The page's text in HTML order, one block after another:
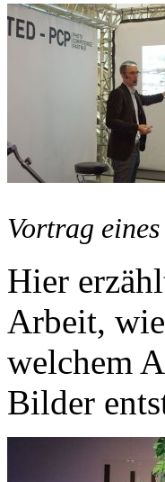
Vortrag
Hier
Arbeit,
welchem
Bilder